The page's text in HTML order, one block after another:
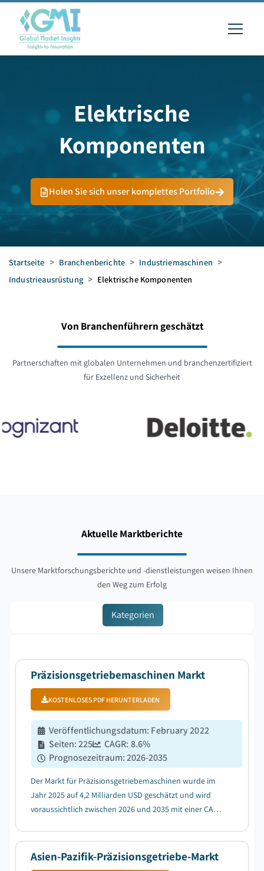
Elektrische
Komponenten
Holen Sie sich unser komplettes Portfolio
Startseite > Branchenberichte > Industriemaschinen >
Industrieausrüstung > Elektrische Komponenten
Von Branchenführern geschätzt
Partnerschaften mit globalen Unternehmen und branchenzertifiziert
für Exzellenz und Sicherheit
Aktuelle Marktberichte
Unsere Marktforschungsberichte und -dienstleistungen weisen Ihnen
den Weg zum Erfolg
Kategorien
Präzisionsgetriebemaschinen Markt
KOSTENLOSES PDF HERUNTERLADEN
Veröffentlichungsdatum: February 2022
Seiten:225 CAGR: 8.6%
Prognosezeitraum:2026-2035
Der Markt für Präzisionsgetriebemaschinen wurde im
Jahr 2025 auf 4,2 Milliarden USD geschätzt und wird
voraussichtlich zwischen 2026 und 2035 mit einer CAGR
Asien-Pazifik-Präzisionsgetriebe-Markt